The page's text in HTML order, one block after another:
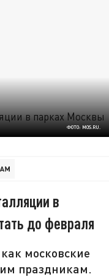
ФОТО: MOS.RU.
в
до февраля
московские
праздникам.